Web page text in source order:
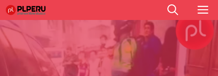
Saltar
al
contenido